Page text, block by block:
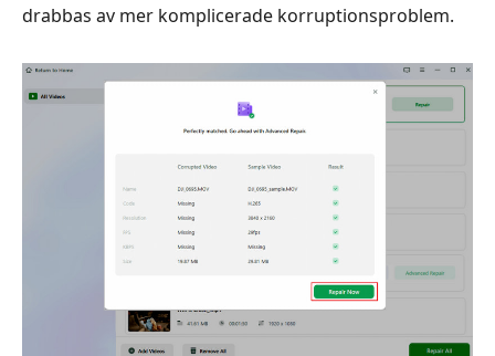
drabbas av mer komplicerade korruptionsproblem.